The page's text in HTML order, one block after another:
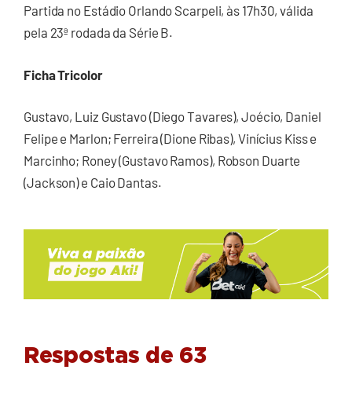
Partida no Estádio Orlando Scarpeli, às 17h30, válida
pela 23ª rodada da Série B.
Ficha Tricolor
Gustavo, Luiz Gustavo (Diego Tavares), Joécio, Daniel
Felipe e Marlon; Ferreira (Dione Ribas), Vinícius Kiss e
Marcinho; Roney (Gustavo Ramos), Robson Duarte
(Jackson) e Caio Dantas.
Respostas de 63